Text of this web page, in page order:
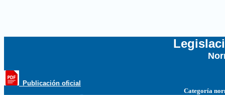
_Publicación oficial
Categoría